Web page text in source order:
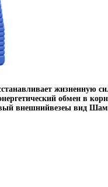
жизненную
обмен в
внешнийвезеы вид